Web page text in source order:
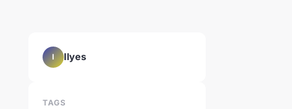
I Ilyes
TAGS